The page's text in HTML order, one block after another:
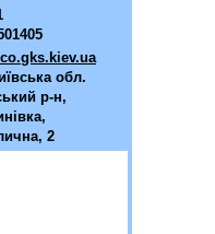
обл.
р-н,
2